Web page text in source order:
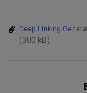
Deep Linking
(300 kB)